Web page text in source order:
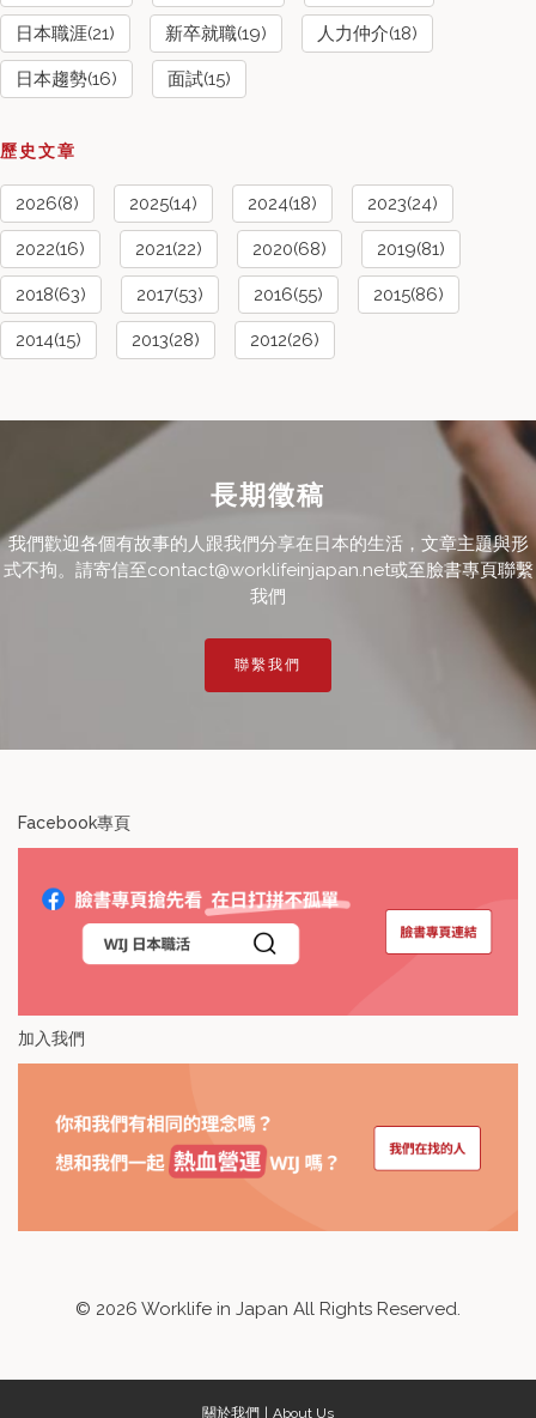
日本職涯(21) 新卒就職(19) 人力仲介(18)
日本趨勢(16) 面試(15)
歷史文章
2026(8) 2025(14) 2024(18) 2023(24)
2022(16) 2021(22) 2020(68) 2019(81)
2018(63) 2017(53) 2016(55) 2015(86)
2014(15) 2013(28) 2012(26)
長期徵稿
我們歡迎各個有故事的人跟我們分享在日本的生活，文章主題與形
式不拘。請寄信至contact@worklifeinjapan.net或至臉書專頁聯繫
我們
聯繫我們
Facebook專頁
加入我們
© 2026 Worklife in Japan All Rights Reserved.
關於我們 About Us